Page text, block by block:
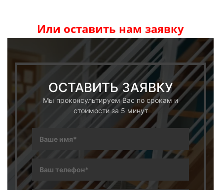
Или оставить нам заявку
ОСТАВИТЬ ЗАЯВКУ
Мы проконсультируем Вас по срокам и
стоимости за 5 минут